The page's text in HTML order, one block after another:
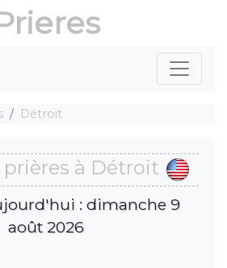
Détroit
prières à Détroit
: dimanche 9
août 2026